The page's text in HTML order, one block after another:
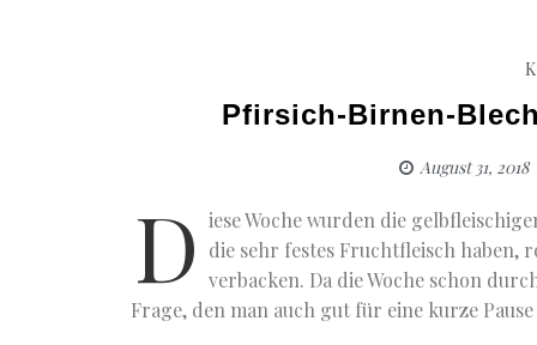
Pfirsich-Birnen-
August 31, 2018
D iese Woche wurden die
die sehr festes Fruchtfleisch haben,
verbacken. Da die Woche schon
Frage, den man auch gut für eine kurze